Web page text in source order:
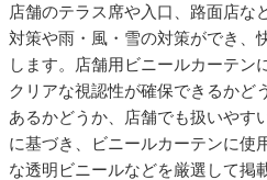
店舗のテラス席や入口、路面店な
対策や雨・風・雪の対策ができ、
します。店舗用ビニールカーテン
クリアな視認性が確保できるかど
あるかどうか、店舗でも扱いやす
に基づき、ビニールカーテンに使
な透明ビニールなどを厳選して掲